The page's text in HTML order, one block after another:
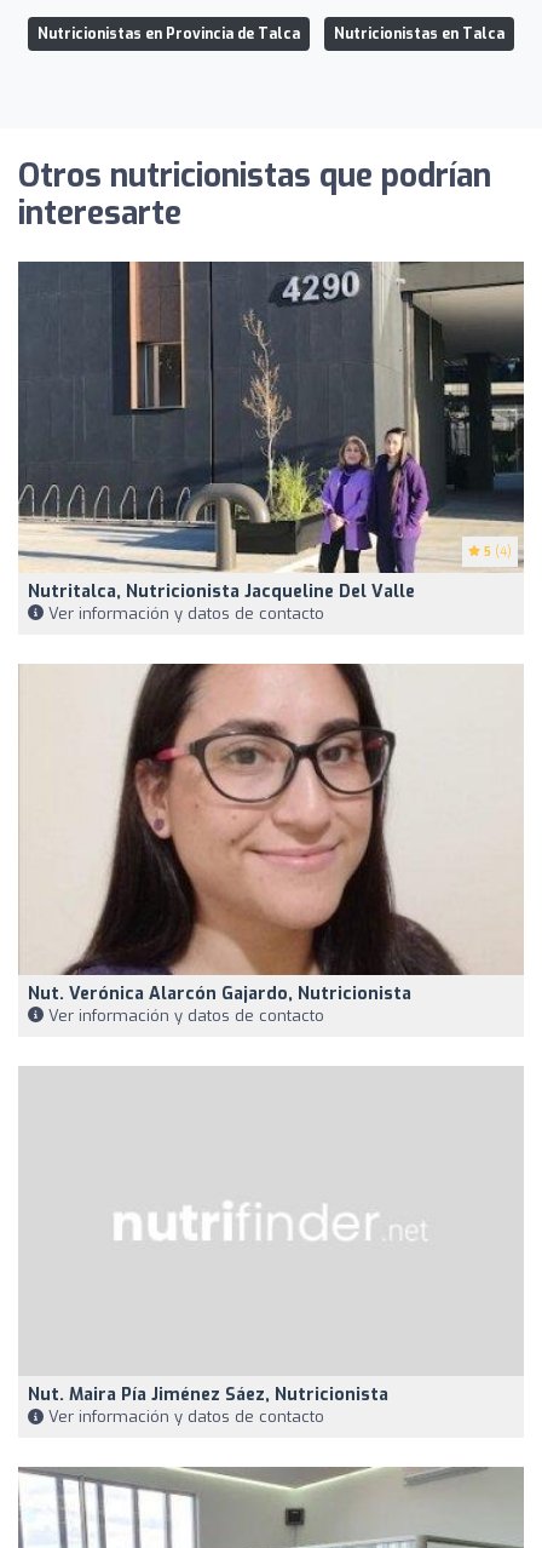
Nutricionistas en Provincia de Talca Nutricionistas en Talca
Otros nutricionistas que podrían
interesarte
5 (4)
Nutritalca, Nutricionista Jacqueline Del Valle
Ver información y datos de contacto
Nut. Verónica Alarcón Gajardo, Nutricionista
Ver información y datos de contacto
Nut. Maira Pía Jiménez Sáez, Nutricionista
Ver información y datos de contacto